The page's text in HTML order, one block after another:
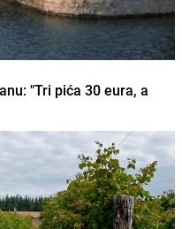
"Tri pića 30 eura, a